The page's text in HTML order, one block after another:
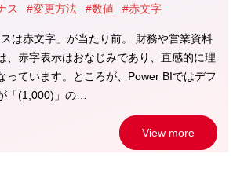
ス #変更方法 #数値 #赤文字
は赤文字」が当たり前。 財務や営業資料
、赤字表示はおなじみであり、直感的に理
っています。ところが、Power BIではデフ
「(1,000)」の…
View more